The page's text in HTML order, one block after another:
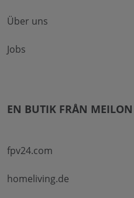
Über uns
Jobs
EN BUTIK FRÅN
fpv24.com
homeliving.de